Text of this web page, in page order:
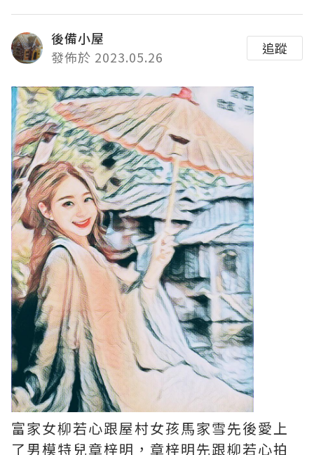
後備小屋
發佈於 2023.05.26
追蹤
富家女柳若心跟屋村女孩馬家雪先後愛上
了男模特兒章梓明，章梓明先跟柳若心拍